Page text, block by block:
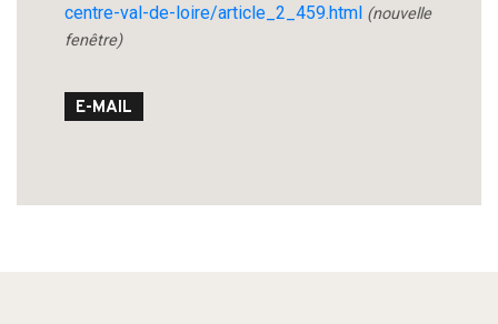
centre-val-de-loire/article_2_459.html (nouvelle
fenêtre)
E-MAIL